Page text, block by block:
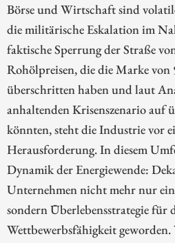
Börse und Wirtschaft sind
die militärische Eskalation im
faktische Sperrung der Straße
Rohölpreisen, die die Marke von
überschritten haben und laut
anhaltenden Krisenszenario auf
könnten, steht die Industrie vor
Herausforderung. In diesem
Dynamik der Energiewende:
Unternehmen nicht mehr nur
sondern Überlebensstrategie für
Wettbewerbsfähigkeit